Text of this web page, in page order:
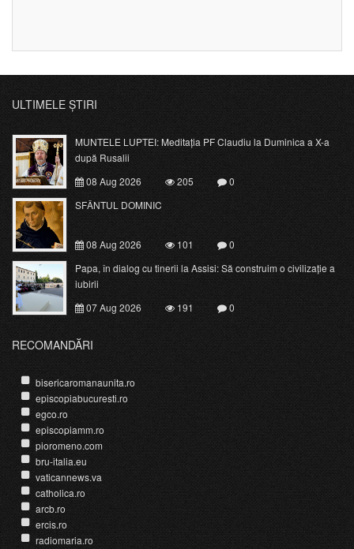
ULTIMELE ȘTIRI
MUNTELE LUPTEI: Meditația PF Claudiu la Duminica a X-a
după Rusalii
08 Aug 2026
205
0
SFÂNTUL DOMINIC
08 Aug 2026 101
0
Papa, în dialog cu tinerii la Assisi: Să construim o civilizație a
iubirii
07 Aug 2026
191 0
RECOMANDĂRI
bisericaromanaunita.ro
episcopiabucuresti.ro
egco.ro
episcopiamm.ro
pioromeno.com
bru-italia.eu
vaticannews.va
catholica.ro
arcb.ro
ercis.ro
radiomaria.ro